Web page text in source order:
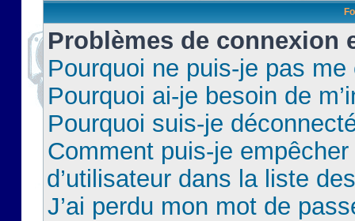
Problèmes de connexion
Pourquoi ne puis-je pas
Pourquoi ai-je besoin de
Pourquoi suis-je
Comment puis-je
d’utilisateur dans la liste
J’ai perdu mon mot de